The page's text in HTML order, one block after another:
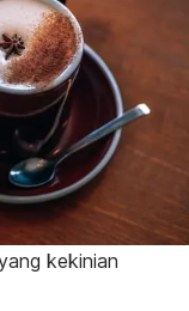
kekinian